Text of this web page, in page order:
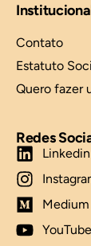
Contato
Estatuto
Quero fazer
Redes
Linkedin
Medium
YouTube